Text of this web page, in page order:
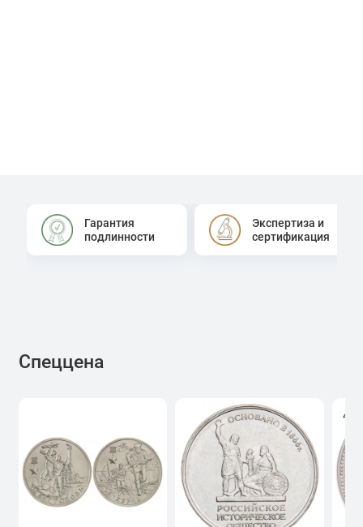
Гарантия
подлинности
Экспертиза и
сертификация
Спеццена
4.0